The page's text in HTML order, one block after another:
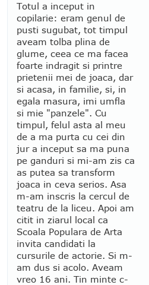
Totul a inceput in
copilarie: eram genul de
pusti sugubat, tot timpul
aveam tolba plina de
glume, ceea ce ma facea
foarte indragit si printre
prietenii mei de joaca, dar
si acasa, in familie, si, in
egala masura, imi umfla
si mie "panzele". Cu
timpul, felul asta al meu
de a ma purta cu cei din
jur a inceput sa ma puna
pe ganduri si mi-am zis ca
as putea sa transform
joaca in ceva serios. Asa
m-am inscris la cercul de
teatru de la liceu. Apoi am
citit in ziarul local ca
Scoala Populara de Arta
invita candidati la
cursurile de actorie. Si m-
am dus si acolo. Aveam
vreo 16 ani. Tin minte c-